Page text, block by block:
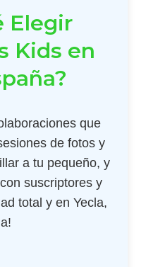
Elegir
Kids en
que
de fotos y
a tu pequeño, y
suscriptores y
total y en Yecla,